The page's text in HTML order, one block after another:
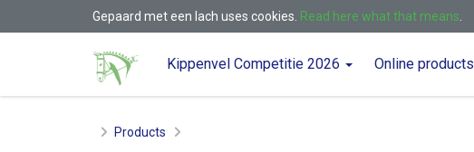
Gepaard met een lach uses cookies. Read here what that means
Kippenvel Competitie 2026 Online products
HomeProducts